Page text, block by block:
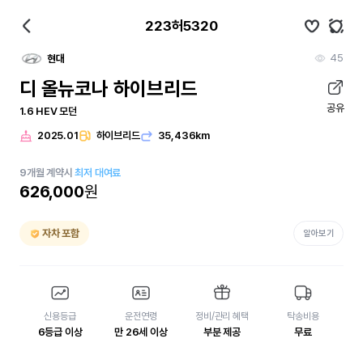
223허5320
현대 45
디 올뉴코나 하이브리드
1.6 HEV 모던 공유
2025.01 하이브리드 35,436km
9개월 계약시최저 대여료
626,000원
자차 포함 알아보기
신용등급
6등급 이상
운전연령
만 26세 이상
정비/관리 혜택
부분 제공
탁송비용
무료